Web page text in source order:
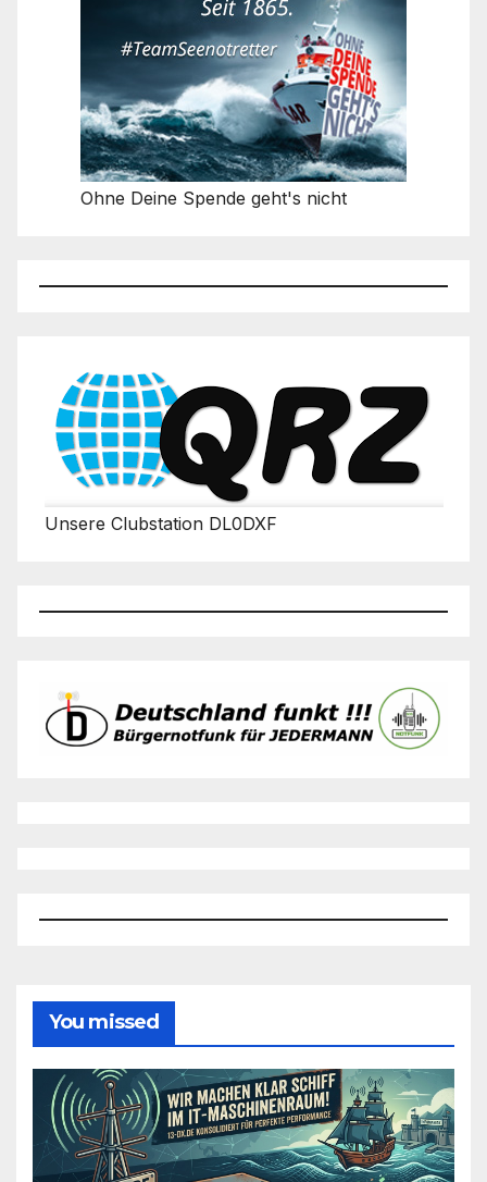
Ohne Deine Spende geht's nicht
Unsere Clubstation DL0DXF
You missed